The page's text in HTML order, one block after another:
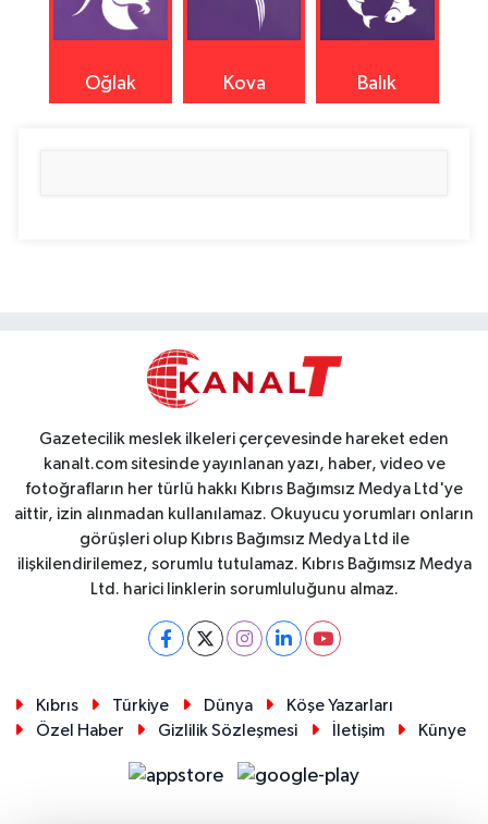
Oğlak Kova Balık
Gazetecilik meslek ilkeleri çerçevesinde hareket eden
kanalt.com sitesinde yayınlanan yazı, haber, video ve
fotoğrafların her türlü hakkı Kıbrıs Bağımsız Medya Ltd'ye
aittir, izin alınmadan kullanılamaz. Okuyucu yorumları onların
görüşleri olup Kıbrıs Bağımsız Medya Ltd ile
ilişkilendirilemez, sorumlu tutulamaz. Kıbrıs Bağımsız Medya
Ltd. harici linklerin sorumluluğunu almaz.
Kıbrıs Türkiye Dünya
Köşe Yazarları
Özel Haber
Gizlilik Sözleşmesi İletişim Künye